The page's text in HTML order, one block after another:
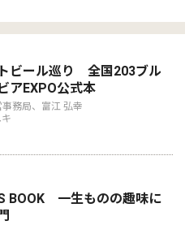
ビール巡り 全国203ブル
アEXPO公式本
務局、富江 弘幸
BOOK 一生ものの趣味に